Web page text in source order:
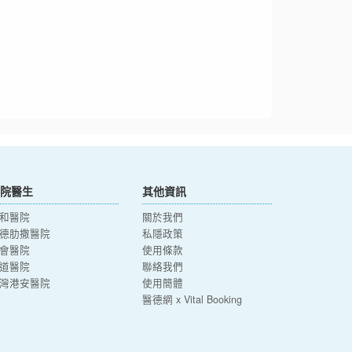
醫生
醫院
肋撒醫院
醫院
醫院
港安醫院
其他資訊
關於我們
私隱政策
使用條款
聯絡我們
使用簡體
醫德網 x Vital Booking